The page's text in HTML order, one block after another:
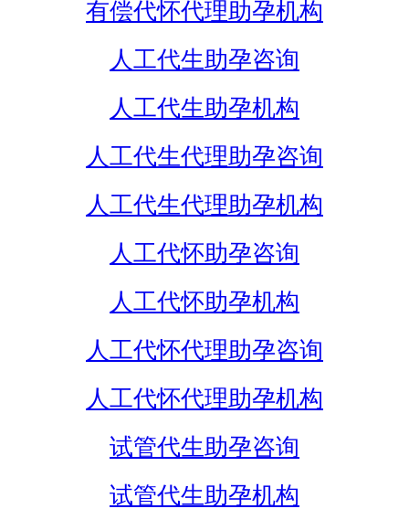
有偿代怀代理助孕机构
人工代生助孕咨询
人工代生助孕机构
人工代生代理助孕咨询
人工代生代理助孕机构
人工代怀助孕咨询
人工代怀助孕机构
人工代怀代理助孕咨询
人工代怀代理助孕机构
试管代生助孕咨询
试管代生助孕机构